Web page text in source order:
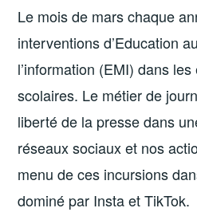
Le mois de mars chaque
interventions d’Education
l’information (EMI) dans
scolaires. Le métier de
liberté de la presse dans
réseaux sociaux et nos
menu de ces incursions
dominé par Insta et TikTok.